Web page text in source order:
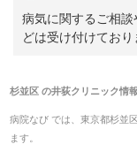
病気に関するご相
どは受け付けており
杉並区の井荻クリニック情報
病院なび では、 東京都杉並
ます。